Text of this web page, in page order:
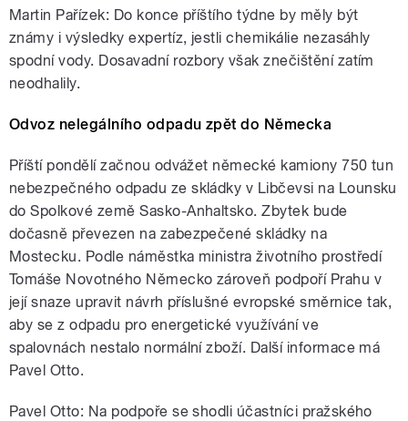
Martin Pařízek: Do konce příštího týdne by měly být
známy i výsledky expertíz, jestli chemikálie nezasáhly
spodní vody. Dosavadní rozbory však znečištění zatím
neodhalily.
Odvoz nelegálního odpadu zpět do Německa
Příští pondělí začnou odvážet německé kamiony 750 tun
nebezpečného odpadu ze skládky v Libčevsi na Lounsku
do Spolkové země Sasko-Anhaltsko. Zbytek bude
dočasně převezen na zabezpečené skládky na
Mostecku. Podle náměstka ministra životního prostředí
Tomáše Novotného Německo zároveň podpoří Prahu v
její snaze upravit návrh příslušné evropské směrnice tak,
aby se z odpadu pro energetické využívání ve
spalovnách nestalo normální zboží. Další informace má
Pavel Otto.
Pavel Otto: Na podpoře se shodli účastníci pražského